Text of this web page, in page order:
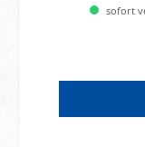
sofort